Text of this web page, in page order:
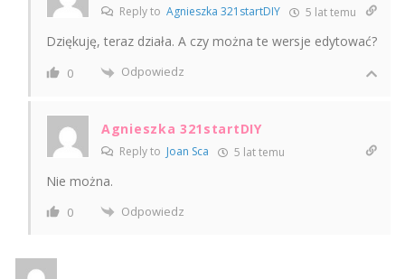
Reply to Agnieszka 321startDIY 5 lat temu
Dziękuję, teraz działa. A czy można te wersje edytować?
0 Odpowiedz
Agnieszka 321startDIY
Reply to Joan Sca 5 lat temu
Nie można.
0 Odpowiedz